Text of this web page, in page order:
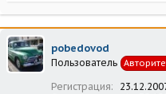
а
к
ц
и
и
pobedovod
Пользователь
Регистрация